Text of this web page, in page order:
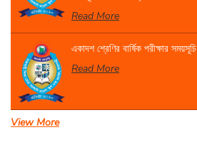
Read More
একাদশ শ্রেণির বার্ষিক পরীক্ষার সময়সূচি
Read More
View More